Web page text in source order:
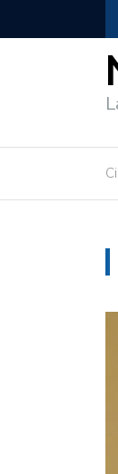
salió de los